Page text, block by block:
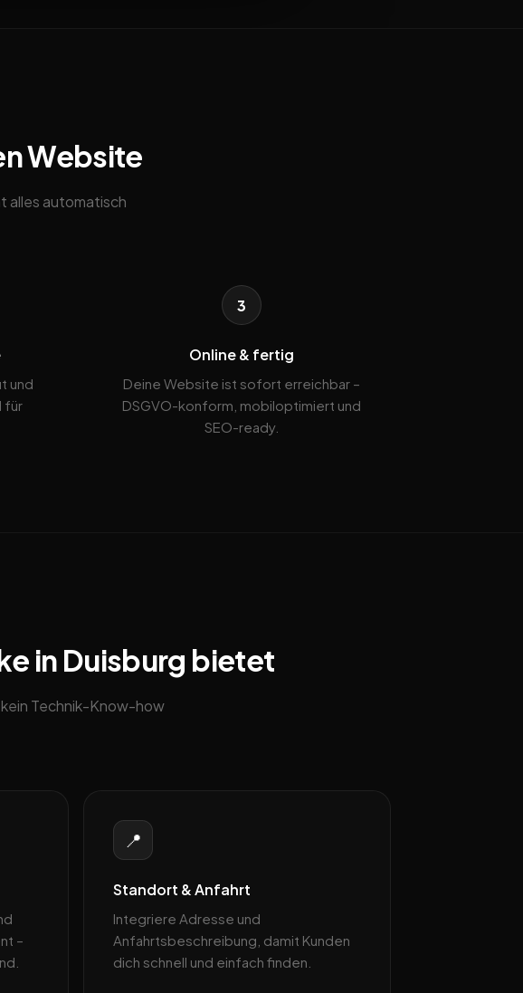
Website
alles automatisch
und
für
3
Online & fertig
Deine Website ist sofort erreichbar –
DSGVO-konform, mobiloptimiert und
SEO-ready.
in Duisburg bietet
Technik-Know-how
–
📍
Standort & Anfahrt
Integriere Adresse und
Anfahrtsbeschreibung, damit Kunden
dich schnell und einfach finden.